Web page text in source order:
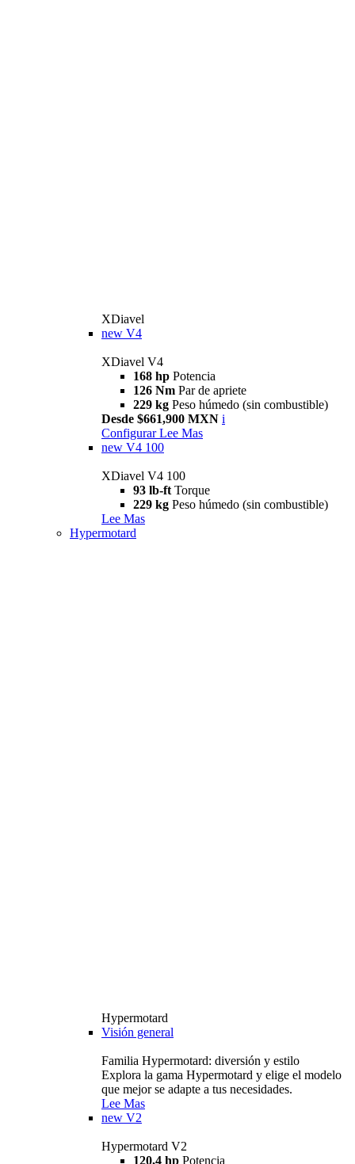
XDiavel
new V4
XDiavel V4
168 hp Potencia
126 Nm Par de apriete
229 kg Peso húmedo (sin combustible)
Desde $661,900 MXN i
Configurar Lee Mas
new V4 100
XDiavel V4 100
93 lb-ft Torque
229 kg Peso húmedo (sin combustible)
Lee Mas
Hypermotard
Hypermotard
Visión general
Familia Hypermotard: diversión y estilo
Explora la gama Hypermotard y elige el modelo
que mejor se adapte a tus necesidades.
Lee Mas
new V2
Hypermotard V2
120,4 hp Potencia